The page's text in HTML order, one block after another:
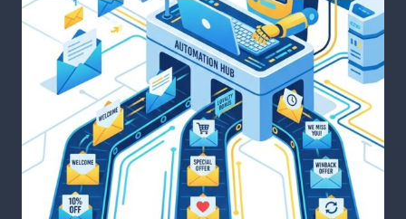
ДЛЯ
ВЕДЕНИЯ
СОЦСЕТЕЙ
В
2026
(ПОСТЫ,
АНАЛИТИКА,
АВТОПУБЛИКАЦИЯ)